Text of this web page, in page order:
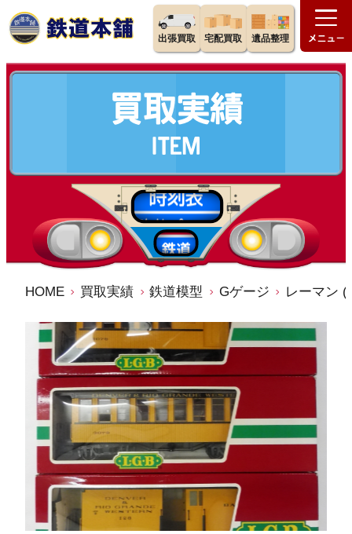
出張買取 宅配買取 遺品整理
HOME 買取実績 鉄道模型 Gゲージ レーマン